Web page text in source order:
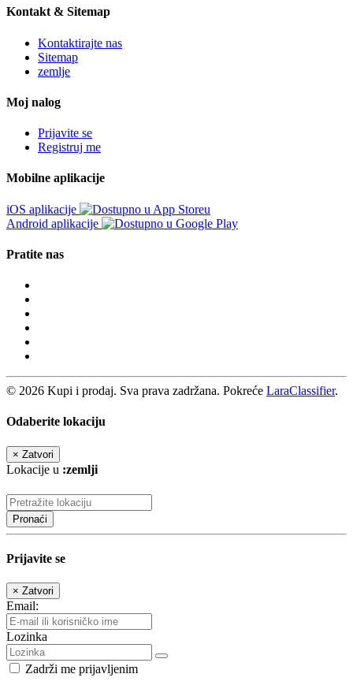
Kontakt & Sitemap
Kontaktirajte nas
Sitemap
zemlje
Moj nalog
Prijavite se
Registruj me
Mobilne aplikacije
iOS aplikacije
Android aplikacije
Pratite nas
© 2026 Kupi i prodaj. Sva prava zadržana. Pokreće LaraClassifier.
Odaberite lokaciju
× Zatvori
Lokacije u :zemlji
Pronaći
Prijavite se
× Zatvori
Email:
Lozinka
Zadrži me prijavljenim